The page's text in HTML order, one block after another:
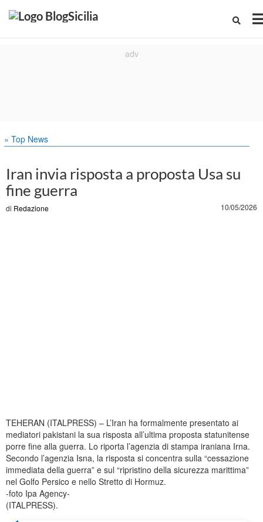
» Top News
Iran invia risposta a proposta Usa su
fine guerra
di Redazione 10/05/2026
TEHERAN (ITALPRESS) – L’Iran ha formalmente presentato ai
mediatori pakistani la sua risposta all’ultima proposta statunitense
porre fine alla guerra. Lo riporta l’agenzia di stampa iraniana Irna.
Secondo l’agenzia Isna, la risposta si concentra sulla “cessazione
immediata della guerra” e sul “ripristino della sicurezza marittima”
nel Golfo Persico e nello Stretto di Hormuz.
-foto Ipa Agency-
(ITALPRESS).